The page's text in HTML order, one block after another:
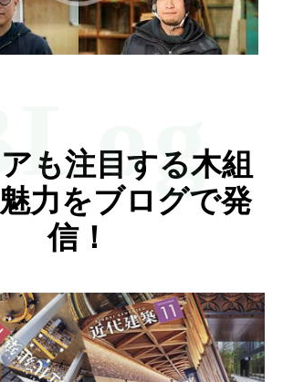
も注目する木組
力をブログで発
信！